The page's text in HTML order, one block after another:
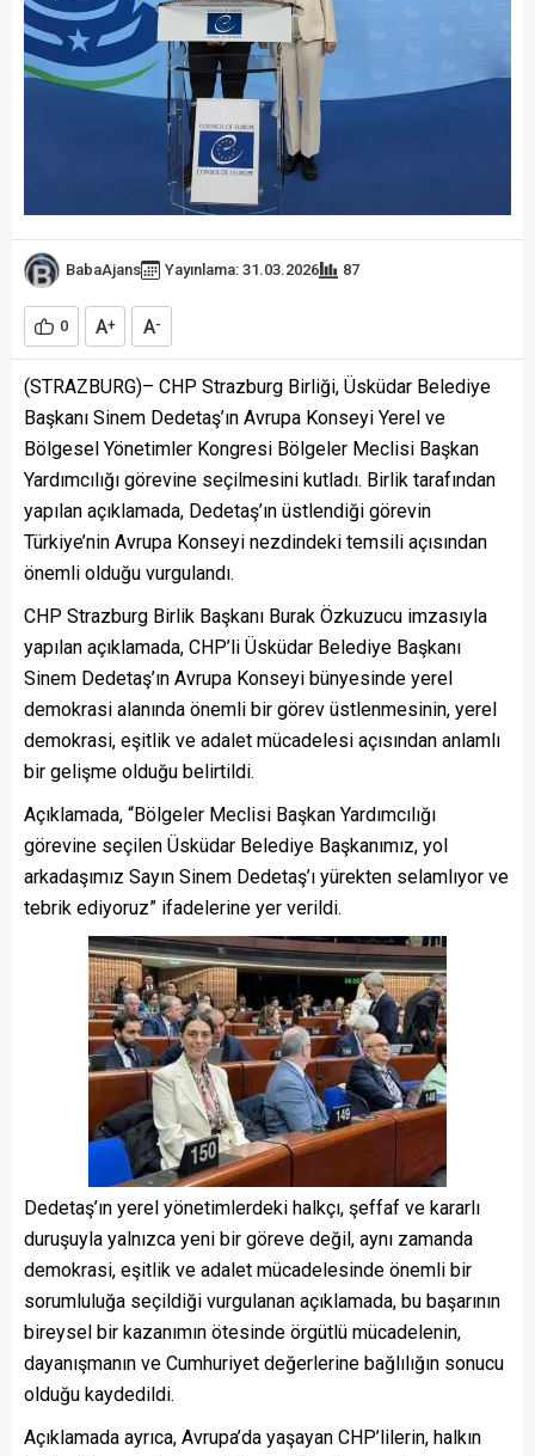
BabaAjans Yayınlama: 31.03.2026 87
0 A+ A-
(STRAZBURG)– CHP Strazburg Birliği, Üsküdar Belediye
Başkanı Sinem Dedetaş’ın Avrupa Konseyi Yerel ve
Bölgesel Yönetimler Kongresi Bölgeler Meclisi Başkan
Yardımcılığı görevine seçilmesini kutladı. Birlik tarafından
yapılan açıklamada, Dedetaş’ın üstlendiği görevin
Türkiye’nin Avrupa Konseyi nezdindeki temsili açısından
önemli olduğu vurgulandı.
CHP Strazburg Birlik Başkanı Burak Özkuzucu imzasıyla
yapılan açıklamada, CHP’li Üsküdar Belediye Başkanı
Sinem Dedetaş’ın Avrupa Konseyi bünyesinde yerel
demokrasi alanında önemli bir görev üstlenmesinin, yerel
demokrasi, eşitlik ve adalet mücadelesi açısından anlamlı
bir gelişme olduğu belirtildi.
Açıklamada, “Bölgeler Meclisi Başkan Yardımcılığı
görevine seçilen Üsküdar Belediye Başkanımız, yol
arkadaşımız Sayın Sinem Dedetaş’ı yürekten selamlıyor ve
tebrik ediyoruz” ifadelerine yer verildi.
Dedetaş’ın yerel yönetimlerdeki halkçı, şeffaf ve kararlı
duruşuyla yalnızca yeni bir göreve değil, aynı zamanda
demokrasi, eşitlik ve adalet mücadelesinde önemli bir
sorumluluğa seçildiği vurgulanan açıklamada, bu başarının
bireysel bir kazanımın ötesinde örgütlü mücadelenin,
dayanışmanın ve Cumhuriyet değerlerine bağlılığın sonucu
olduğu kaydedildi.
Açıklamada ayrıca, Avrupa’da yaşayan CHP’lilerin, halkın